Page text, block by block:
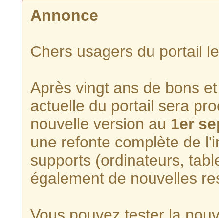
Annonce
Chers usagers du portail
Après vingt ans de bons
actuelle du portail sera
nouvelle version au 1er
une refonte complète de
supports (ordinateurs,
également de nouvelles